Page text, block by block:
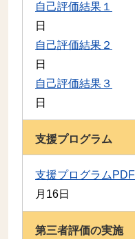
自己評価結果１
日
自己評価結果２
日
自己評価結果３
日
支援プログラム
支援プログラムPDF
月16日
第三者評価の実施